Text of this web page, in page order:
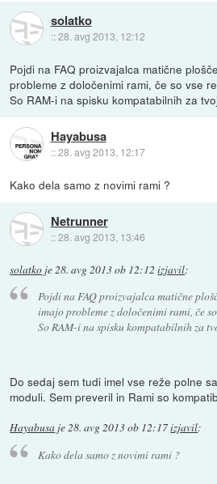
solatko
::28. avg 2013, 12:12
Pojdi na FAQ proizvajalca matične
probleme z določenimi rami, če so vse
So RAM-i na spisku kompatabilnih za
Hayabusa
::28. avg 2013, 12:17
Kako dela samo z novimi rami ?
Netrunner
::28. avg 2013, 13:46
solatko je28. avg 2013 ob 12:12 izjavil:
Pojdi na FAQ proizvajalca matične
imajo probleme z določenimi rami, če
So RAM-i na spisku kompatabilnih za
Do sedaj sem tudi imel vse reže polne
moduli. Sem preveril in Rami so
Hayabusa je28. avg 2013 ob 12:17izjavil:
Kako dela samo z novimi rami ?